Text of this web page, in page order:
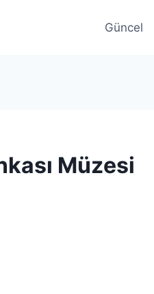
Güncel
Müzesi